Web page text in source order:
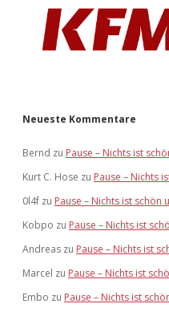
Neueste Kommentare
Bernd zu Pause – Nichts ist
Kurt C. Hose zu Pause – Nichts
0l4f zu Pause – Nichts ist schön
Kobpo zu Pause – Nichts ist
Andreas zu Pause – Nichts ist
Marcel zu Pause – Nichts ist
Embo zu Pause – Nichts ist